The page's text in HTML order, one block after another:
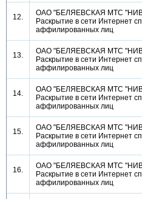
12.
ОАО "БЕЛЯЕВСКАЯ МТС
Раскрытие в сети Интернет
аффилированных лиц
13.
ОАО "БЕЛЯЕВСКАЯ МТС
Раскрытие в сети Интернет
аффилированных лиц
14.
ОАО "БЕЛЯЕВСКАЯ МТС
Раскрытие в сети Интернет
аффилированных лиц
15.
ОАО "БЕЛЯЕВСКАЯ МТС
Раскрытие в сети Интернет
аффилированных лиц
16.
ОАО "БЕЛЯЕВСКАЯ МТС
Раскрытие в сети Интернет
аффилированных лиц